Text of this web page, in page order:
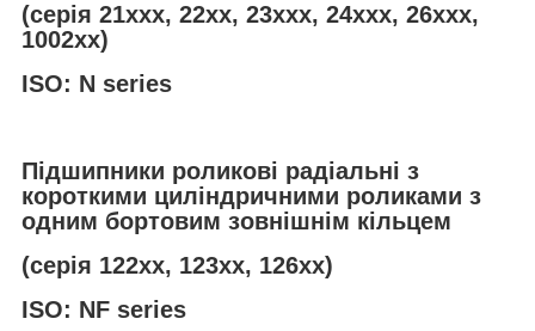
(серія 21ххх, 22хх, 23ххх, 24ххх, 26ххх,
1002хх)
ISO: N series
Підшипники роликові радіальні з
короткими циліндричними роликами з
одним бортовим зовнішнім кільцем
(серія 122хх, 123хх, 126хх)
ISO: NF series